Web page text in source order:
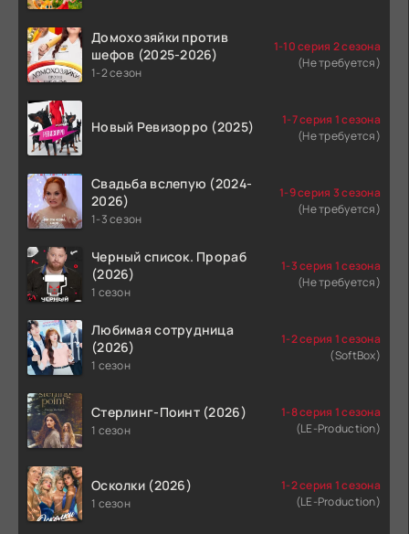
Домохозяйки против
шефов (2025-2026)
1-2 сезон
1-10 серия 2 сезона
(Не требуется)
Новый Ревизорро (2025)
1-7 серия 1 сезона
(Не требуется)
Свадьба вслепую (2024-
2026)
1-3 сезон
1-9 серия 3 сезона
(Не требуется)
Черный список. Прораб
(2026)
1 сезон
1-3 серия 1 сезона
(Не требуется)
Любимая сотрудница
(2026)
1 сезон
1-2 серия 1 сезона
(SoftBox)
Стерлинг-Поинт (2026)
1 сезон
1-8 серия 1 сезона
(LE-Production)
Осколки (2026)
1 сезон
1-2 серия 1 сезона
(LE-Production)